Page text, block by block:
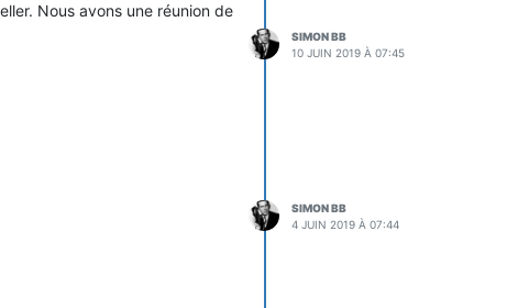
Nous avons une réunion de
SIMON BB
10 JUIN 2019 À 07:45
SIMON BB
4 JUIN 2019 À 07:44